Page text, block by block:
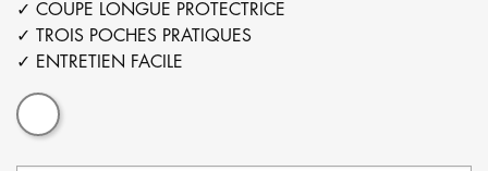
✓ COUPE LONGUE PROTECTRICE
✓ TROIS POCHES PRATIQUES
✓ ENTRETIEN FACILE
Blanc